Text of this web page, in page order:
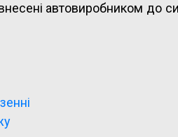
автовиробником до